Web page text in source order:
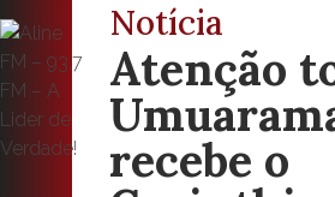
Notícia
Atenção
recebe o